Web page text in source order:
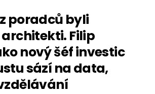
poradců byli
Filip
nový šéf investic
sází na data,